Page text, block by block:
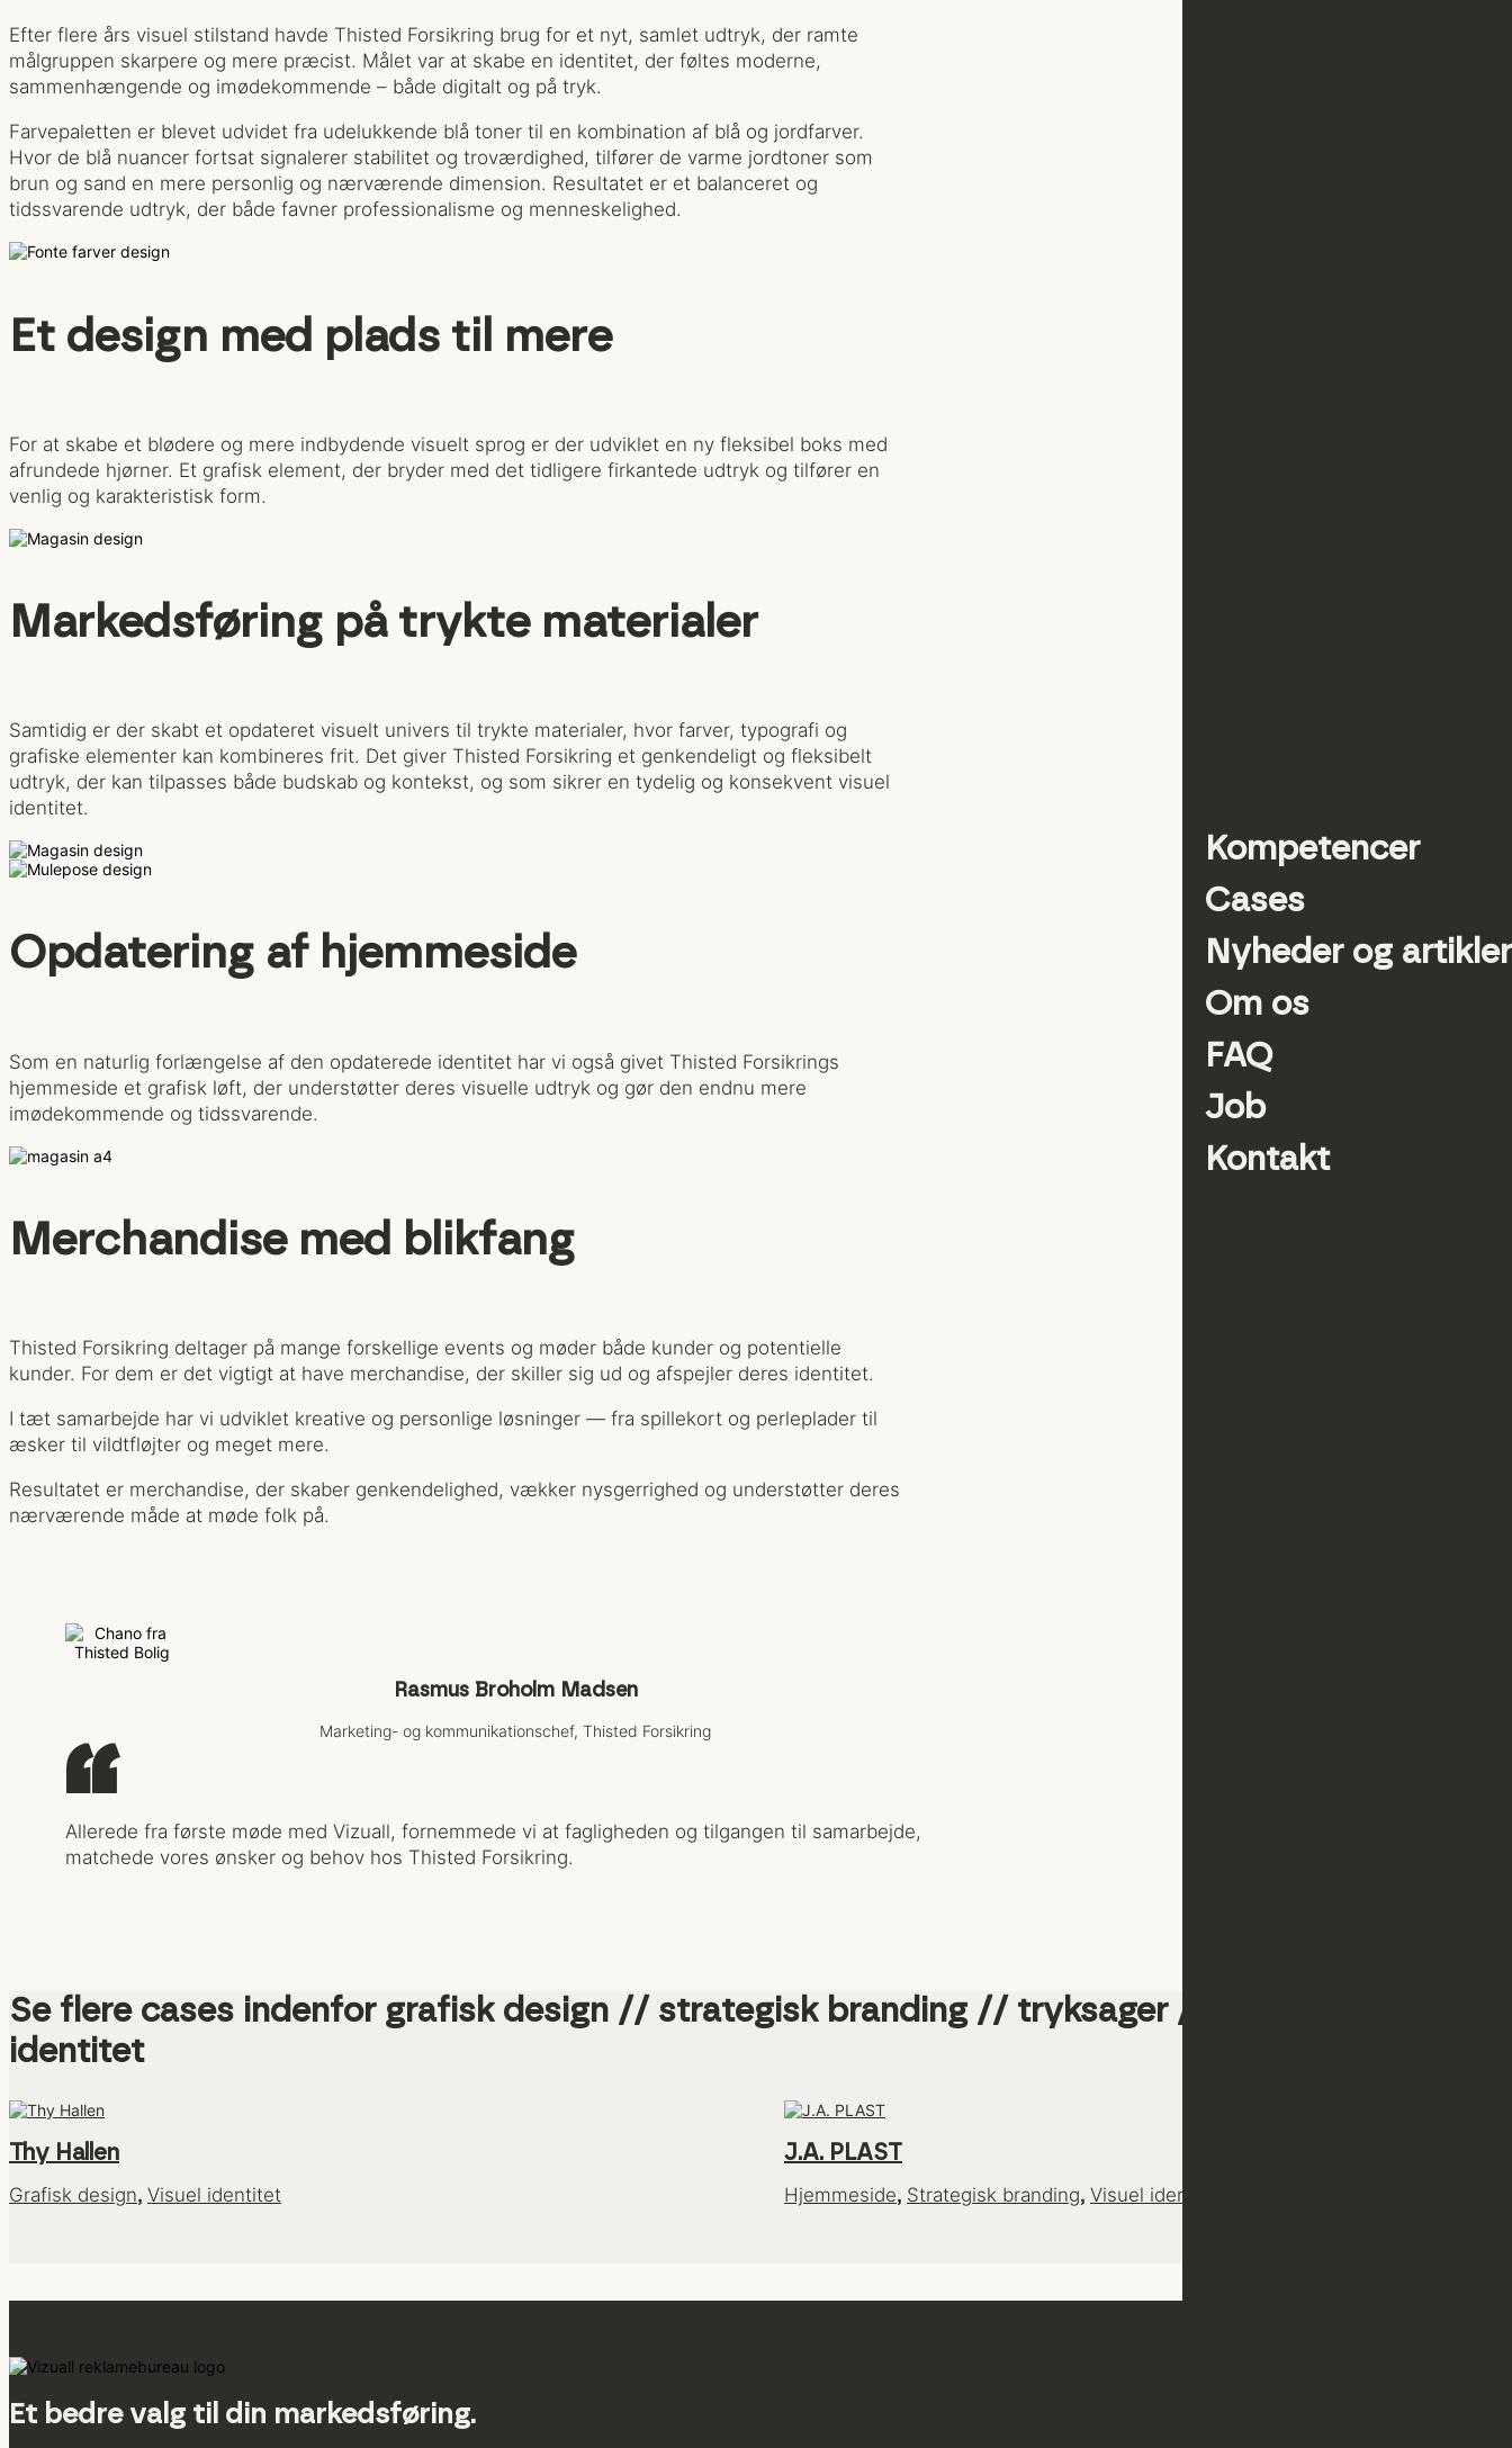
Kompetencer
Cases
Nyheder og artikler
Om os
FAQ
Job
Kontakt
Efter flere års visuel stilstand havde Thisted Forsikring brug for et nyt, samlet udtryk, der ramte
målgruppen skarpere og mere præcist. Målet var at skabe en identitet, der føltes moderne,
sammenhængende og imødekommende – både digitalt og på tryk.
Farvepaletten er blevet udvidet fra udelukkende blå toner til en kombination af blå og jordfarver.
Hvor de blå nuancer fortsat signalerer stabilitet og troværdighed, tilfører de varme jordtoner som
brun og sand en mere personlig og nærværende dimension. Resultatet er et balanceret og
tidssvarende udtryk, der både favner professionalisme og menneskelighed.
Et design med plads til mere
For at skabe et blødere og mere indbydende visuelt sprog er der udviklet en ny fleksibel boks med
afrundede hjørner. Et grafisk element, der bryder med det tidligere firkantede udtryk og tilfører en
venlig og karakteristisk form.
Markedsføring på trykte materialer
Samtidig er der skabt et opdateret visuelt univers til trykte materialer, hvor farver, typografi og
grafiske elementer kan kombineres frit. Det giver Thisted Forsikring et genkendeligt og fleksibelt
udtryk, der kan tilpasses både budskab og kontekst, og som sikrer en tydelig og konsekvent visuel
identitet.
Opdatering af hjemmeside
Som en naturlig forlængelse af den opdaterede identitet har vi også givet Thisted Forsikrings
hjemmeside et grafisk løft, der understøtter deres visuelle udtryk og gør den endnu mere
imødekommende og tidssvarende.
Merchandise med blikfang
Thisted Forsikring deltager på mange forskellige events og møder både kunder og potentielle
kunder. For dem er det vigtigt at have merchandise, der skiller sig ud og afspejler deres identitet.
I tæt samarbejde har vi udviklet kreative og personlige løsninger — fra spillekort og perleplader til
æsker til vildtfløjter og meget mere.
Resultatet er merchandise, der skaber genkendelighed, vækker nysgerrighed og understøtter deres
nærværende måde at møde folk på.
Rasmus Broholm Madsen
Marketing- og kommunikationschef, Thisted Forsikring
“
Allerede fra første møde med Vizuall, fornemmede vi at fagligheden og tilgangen til samarbejde,
matchede vores ønsker og behov hos Thisted Forsikring.
se flere cases indenfor grafisk design // strategisk branding // tryksager // visuel
identitet
Thy Hallen
Grafisk design, Visuel identitet
J.A. PLAST
Hjemmeside, Strategisk branding, Visuel identitet
Et bedre valg til din markedsføring.